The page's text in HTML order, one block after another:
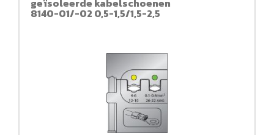
geïsoleerde kabelschoenen
8140-01/-02 0,5-1,5/1,5-2,5